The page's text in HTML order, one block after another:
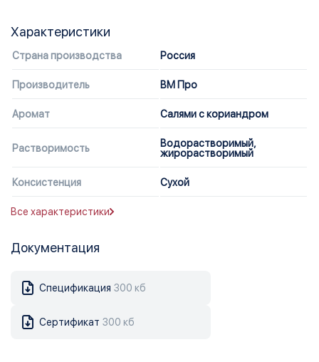
Характеристики
Страна производства Россия
Производитель ВМ Про
Аромат Салями с кориандром
Растворимость
Водорастворимый,
жирорастворимый
Консистенция Сухой
Все характеристики
Документация
Спецификация 300 кб
Сертификат 300 кб